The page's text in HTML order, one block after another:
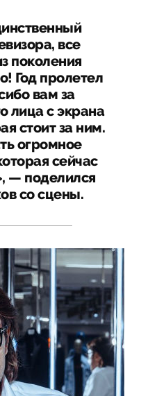
все
поколения
Год пролетел
вам за
лица с экрана
стоит за ним.
огромное
сейчас
— поделился
со сцены.